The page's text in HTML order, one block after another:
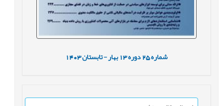
شماره25 دوره13 بهار - تابستان1403